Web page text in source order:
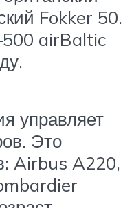
Fokker 50.
airBaltic
управляет
Это
Airbus A220,